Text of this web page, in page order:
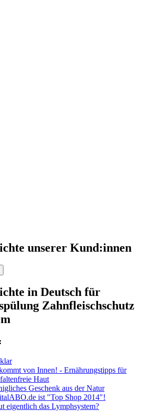
unserer Kund:innen
in Deutsch für
Zahnfleischschutz
von Innen! - Ernährungstipps für
Haut
Geschenk aus der Natur
ist "Top Shop 2014"!
eigentlich das Lymphsystem?